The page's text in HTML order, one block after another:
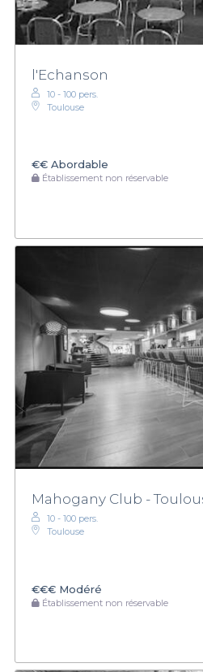
l'Echanson
10 - 100 pers.
Toulouse
€€ Abordable
Établissement non réservable
Mahogany Club -
10 - 100 pers.
Toulouse
€€€ Modéré
Établissement non réservable